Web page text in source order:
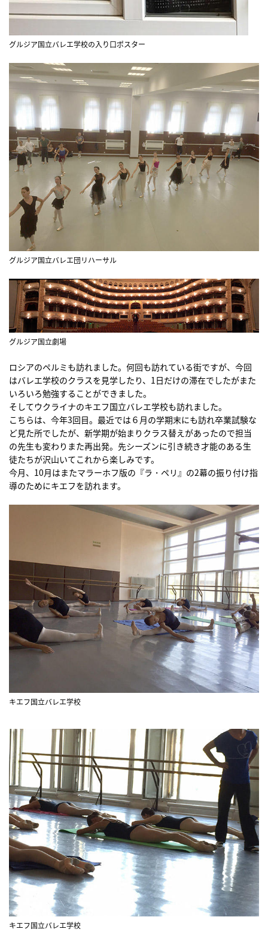
グルジア国立バレエ学校の入り口ポスター
グルジア国立バレエ団リハーサル
グルジア国立劇場
ロシアのペルミも訪れました。何回も訪れている街ですが、今回
はバレエ学校のクラスを見学したり、1日だけの滞在でしたがまた
いろいろ勉強することができました。
そしてウクライナのキエフ国立バレエ学校も訪れました。
こちらは、今年3回目。最近では６月の学期末にも訪れ卒業試験な
ど見た所でしたが、新学期が始まりクラス替えがあったので担当
の先生も変わりまた再出発。先シーズンに引き続き才能のある生
徒たちが沢山いてこれから楽しみです。
今月、10月はまたマラーホフ版の『ラ・ペリ』の2幕の振り付け指
導のためにキエフを訪れます。
キエフ国立バレエ学校
キエフ国立バレエ学校